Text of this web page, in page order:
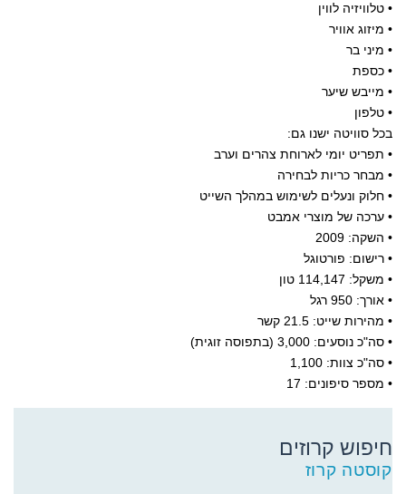
• טלוויזיה לווין
• מיזוג אוויר
• מיני בר
• כספת
• מייבש שיער
• טלפון
בכל סוויטה ישנו גם:
• תפריט יומי לארוחת צהרים וערב
• מבחר כריות לבחירה
• חלוק ונעלים לשימוש במהלך השייט
• ערכה של מוצרי אמבט
• השקה: 2009
• רישום: פורטוגל
• משקל: 114,147 טון
• אורך: 950 רגל
• מהירות שייט: 21.5 קשר
• סה"כ נוסעים: 3,000 (בתפוסה זוגית)
• סה"כ צוות: 1,100
• מספר סיפונים: 17
חיפוש קרוזים
קוסטה קרוז